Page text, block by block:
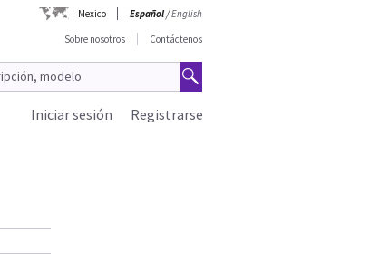
Mexico Español/English
Sobre nosotros
Contáctenos
Registrarse
Iniciar sesión